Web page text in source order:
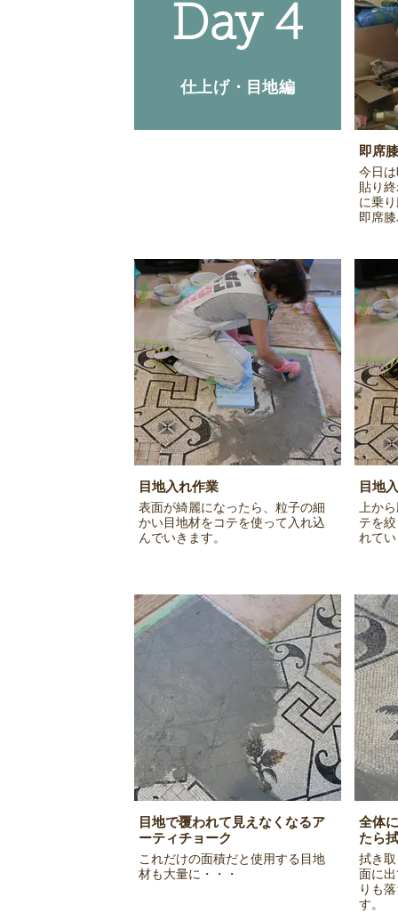
Day 4
仕上げ・目地編
即席
今日
貼り
に乗
即席
目地入れ作業
表面が綺麗になったら、粒子の細
かい目地材をコテを使って入れ込
んでいきます。
目地
上か
テを
れて
目地で覆われて見えなくなるア
ーティチョーク
これだけの面積だと使用する目地
材も大量に・・・
全体
たら
拭き
面に
りも
す。